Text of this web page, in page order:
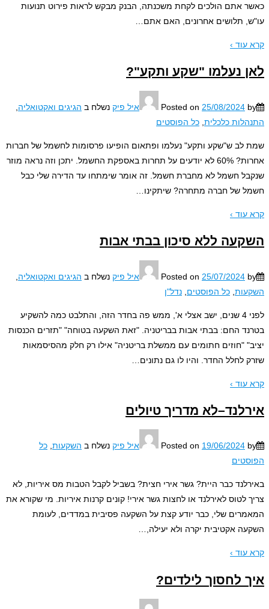
אתם הולכים לקחת משכנתה, הבנק מבקש לראות פירוט תנועות
תלושים אחרונים, האם אתם …
›
נעלמו "שקע ותקע"?
Posted on25/08/2024 איל פיק נשלח בהגיגים ואקטואליה,
כלכלית,כל הפוסטים
לב ש"שקע ותקע" נעלמו ופתאום הופיעו פרסומות לחשמל של חברות
אחרות? 60% לא יודעים על תחרות באספקת החשמל. יתכן וזה נראה מוזר
חשמל לא מחברת חשמל. זה אומר שימתחו עד הדירה שלי כבל
של חברה מתחרה? שיתקינו…
›
ללא סיכון בבתי אבות
Posted on25/07/2024 איל פיק נשלח בהגיגים ואקטואליה,
,כל הפוסטים,נדל"ן
לפני 4 שנים, ישב אצלי א', ממש פה בחדר הזה, והתלבט כמה להשקיע
החם: בבתי אבות בבריטניה. "זאת השקעה בטוחה" "תזרים הכנסות
"חוזים חתומים עם ממשלת בריטניה" אילו רק חלק מהסיסמאות
לחלל החדר. והיו לו גם נתונים…
›
מדריך טיולים
Posted on19/06/2024 איל פיק נשלח בהשקעות,כל
כבר היית? גשר אירי חצית? בשביל לקבל הטבות מס איריות, לא
לטוס לאירלנד או לחצות גשר אירי! קונים קרנות איריות. מי שקורא את
שלי, כבר יודע קצת על השקעה פסיבית במדדים, לעומת
אקטיבית יקרה ולא יעילה,…
›
לחסוך לילדים?